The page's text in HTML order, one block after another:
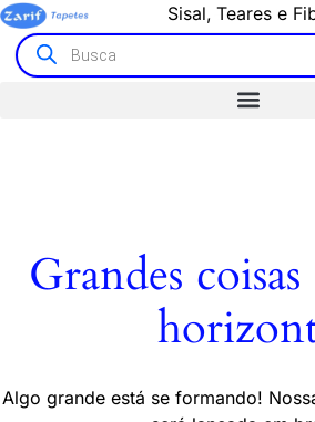
Sisal, Teares e
Grandes
Algo grande está se formando!